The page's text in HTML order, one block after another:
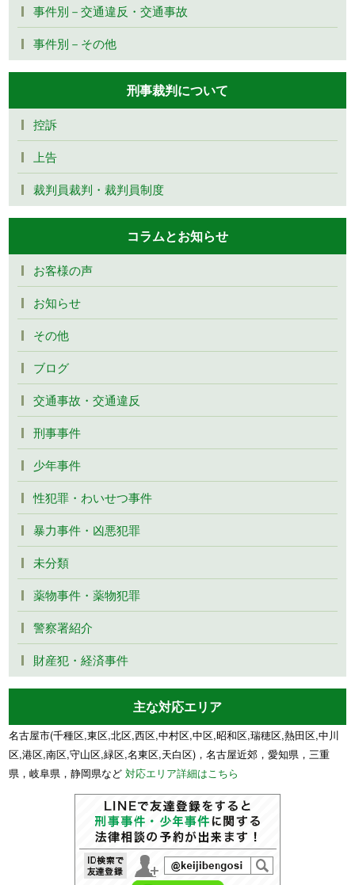
事件別－交通違反・交通事故
事件別－その他
刑事裁判について
控訴
上告
裁判員裁判・裁判員制度
コラムとお知らせ
お客様の声
お知らせ
その他
ブログ
交通事故・交通違反
刑事事件
少年事件
性犯罪・わいせつ事件
暴力事件・凶悪犯罪
未分類
薬物事件・薬物犯罪
警察署紹介
財産犯・経済事件
主な対応エリア
名古屋市(千種区,東区,北区,西区,中村区,中区,昭和区,瑞穂区,熱田区,中川
区,港区,南区,守山区,緑区,名東区,天白区)，名古屋近郊，愛知県，三重
県，岐阜県，静岡県など対応エリア詳細はこちら